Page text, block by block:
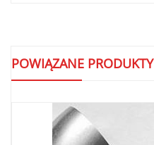
POWIĄZANE PRODUKTY